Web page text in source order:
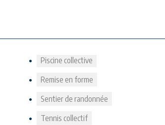
Piscine collective
Remise en forme
Sentier de randonnée
Tennis collectif